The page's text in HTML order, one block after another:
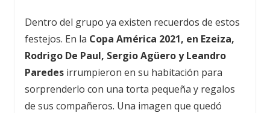
Dentro del grupo ya existen recuerdos de estos
festejos. En la Copa América 2021, en Ezeiza,
Rodrigo De Paul, Sergio Agüero y Leandro
Paredes irrumpieron en su habitación para
sorprenderlo con una torta pequeña y regalos
de sus compañeros. Una imagen que quedó